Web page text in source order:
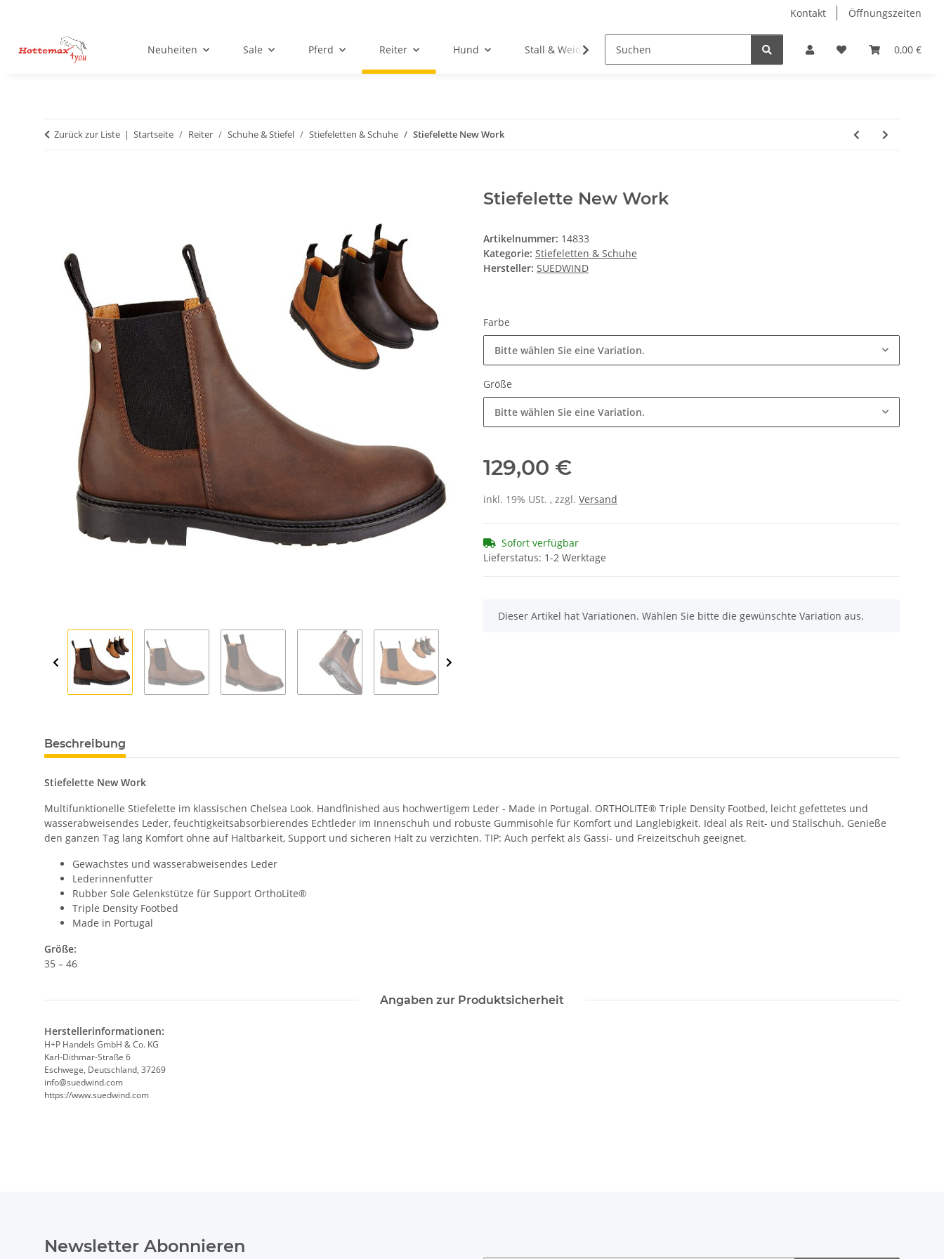
Kontakt Öffnungszeiten
0,00 €
Neuheiten Sale Pferd Reiter Hund Stall & Weide Hobby Horse Dienstleistungen Geschenkartikel &
Zurück zur Liste Startseite Reiter Schuhe & Stiefel Stiefeletten & Schuhe Stiefelette New Work
Stiefelette New Work
Artikelnummer: 14833
Kategorie: Stiefeletten & Schuhe
Hersteller: SUEDWIND
Farbe
Bitte wählen Sie eine Variation.
Größe
Bitte wählen Sie eine Variation.
129,00 €
inkl. 19% USt. , zzgl. Versand
Sofort verfügbar
Lieferstatus: 1-2 Werktage
x
Dieser Artikel hat Variationen. Wählen Sie bitte die gewünschte Variation aus.
Beschreibung
Stiefelette New Work
Multifunktionelle Stiefelette im klassischen Chelsea Look. Handfinished aus hochwertigem Leder - Made in Portugal. ORTHOLITE® Triple Density Footbed, leicht gefettetes und
wasserabweisendes Leder, feuchtigkeitsabsorbierendes Echtleder im Innenschuh und robuste Gummisohle für Komfort und Langlebigkeit. Ideal als Reit- und Stallschuh. Genieße
den ganzen Tag lang Komfort ohne auf Haltbarkeit, Support und sicheren Halt zu verzichten. TIP: Auch perfekt als Gassi- und Freizeitschuh geeignet.
Gewachstes und wasserabweisendes Leder
Lederinnenfutter
Rubber Sole Gelenkstütze für Support OrthoLite®
Triple Density Footbed
Made in Portugal
Größe:
35 – 46
Angaben zur Produktsicherheit
Herstellerinformationen:
H+P Handels GmbH & Co. KG
Karl-Dithmar-Straße 6
Eschwege, Deutschland, 37269
info@suedwind.com
https://www.suedwind.com
Newsletter Abonnieren